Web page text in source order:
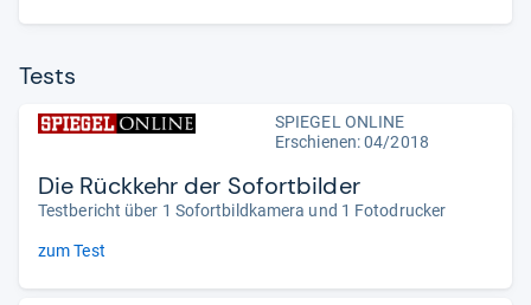
Tests
SPIEGEL ONLINE
Erschienen: 04/2018
Die Rückkehr der Sofortbilder
Testbericht über 1 Sofortbildkamera und 1 Fotodrucker
zum Test